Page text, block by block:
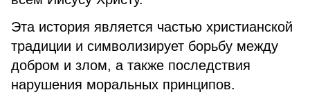
Эта история является частью христианской
традиции и символизирует борьбу между
добром и злом, а также последствия
нарушения моральных принципов.